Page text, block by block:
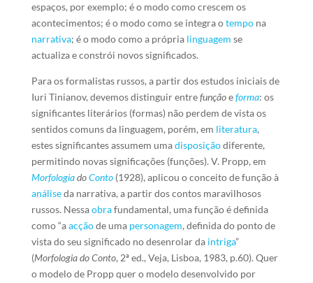
espaços, por exemplo; é o modo como crescem os
acontecimentos; é o modo como se integra otempona
narrativa; é o modo como a própria linguagem se
actualiza e constrói novos significados.
Para os formalistas russos, a partir dos estudos iniciais de
Iuri Tinianov, devemos distinguir entrefunçãoeforma: os
significantes literários (formas) não perdem de vista os
sentidos comuns da linguagem, porém, em literatura,
estes significantes assumem umadisposiçãodiferente,
permitindo novas significações (funções). V. Propp, em
MorfologiadoConto(1928), aplicou o conceito de função à
análiseda narrativa, a partir dos contos maravilhosos
russos. Nessaobrafundamental, uma função é definida
como “aacçãode uma personagem, definida do ponto de
vista do seu significado no desenrolar da intriga”
(Morfologia do Conto, 2ª ed., Veja, Lisboa, 1983, p.60). Quer
o modelo de Propp quer o modelo desenvolvido por